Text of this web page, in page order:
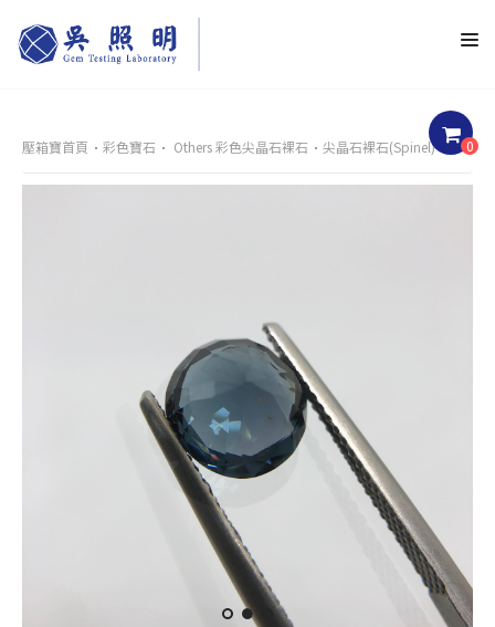
0
壓箱寶首頁 彩色寶石 Others 彩色尖晶石裸石 尖晶石裸石(Spinel)